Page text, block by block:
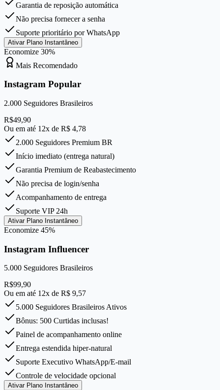
Garantia de reposição automática
Não precisa fornecer a senha
Suporte prioritário por WhatsApp
Ativar Plano Instantâneo
Economize 30%
Mais Recomendado
Instagram Popular
2.000 Seguidores Brasileiros
R$49,90
Ou em até 12x de R$ 4,78
2.000 Seguidores Premium BR
Início imediato (entrega natural)
Garantia Premium de Reabastecimento
Não precisa de login/senha
Acompanhamento de entrega
Suporte VIP 24h
Ativar Plano Instantâneo
Economize 45%
Instagram Influencer
5.000 Seguidores Brasileiros
R$99,90
Ou em até 12x de R$ 9,57
5.000 Seguidores Brasileiros Ativos
Bônus: 500 Curtidas inclusas!
Painel de acompanhamento online
Entrega estendida hiper-natural
Suporte Executivo WhatsApp/E-mail
Controle de velocidade opcional
Ativar Plano Instantâneo